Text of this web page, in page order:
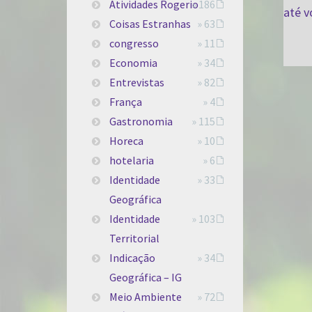
Atividades Rogerio» 186
Coisas Estranhas » 63
congresso
» 11
Economia
» 34
Entrevistas
» 82
França
» 4
Gastronomia
» 115
Horeca
» 10
hotelaria
» 6
Identidade
Geográfica
» 33
Identidade
Territorial
» 103
Indicação
Geográfica – IG
» 34
Meio Ambiente
» 72